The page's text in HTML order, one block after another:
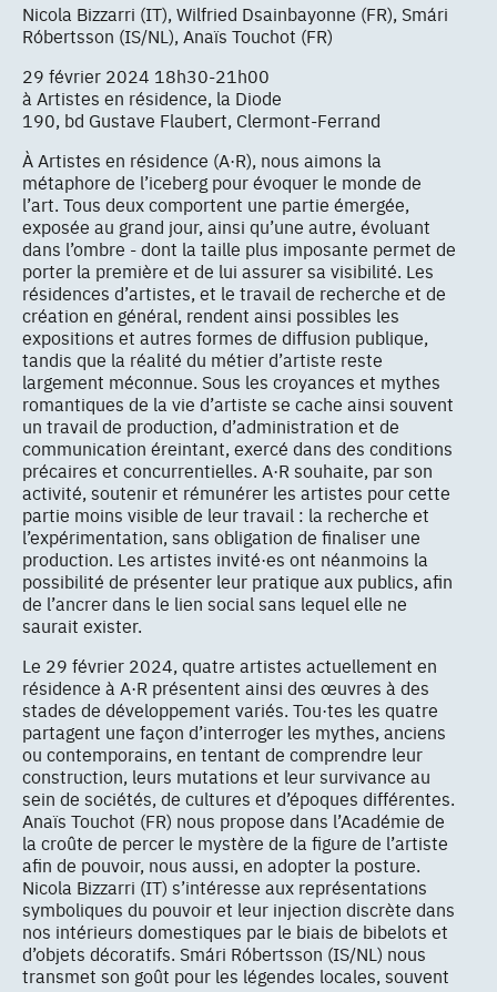
Nicola Bizzarri (IT), Wilfried Dsainbayonne (FR), Smári
Róbertsson (IS/NL), Anaïs Touchot (FR)
29 février 2024 18h30-21h00
à Artistes en résidence, la Diode
190, bd Gustave Flaubert, Clermont-Ferrand
À Artistes en résidence (A·R), nous aimons la
métaphore de l’iceberg pour évoquer le monde de
l’art. Tous deux comportent une partie émergée,
exposée au grand jour, ainsi qu’une autre, évoluant
dans l’ombre - dont la taille plus imposante permet de
porter la première et de lui assurer sa visibilité. Les
résidences d’artistes, et le travail de recherche et de
création en général, rendent ainsi possibles les
expositions et autres formes de diffusion publique,
tandis que la réalité du métier d’artiste reste
largement méconnue. Sous les croyances et mythes
romantiques de la vie d’artiste se cache ainsi souvent
un travail de production, d’administration et de
communication éreintant, exercé dans des conditions
précaires et concurrentielles. A·R souhaite, par son
activité, soutenir et rémunérer les artistes pour cette
partie moins visible de leur travail : la recherche et
l’expérimentation, sans obligation de finaliser une
production. Les artistes invité·es ont néanmoins la
possibilité de présenter leur pratique aux publics, afin
de l’ancrer dans le lien social sans lequel elle ne
saurait exister.
Le 29 février 2024, quatre artistes actuellement en
résidence à A·R présentent ainsi des œuvres à des
stades de développement variés. Tou·tes les quatre
partagent une façon d’interroger les mythes, anciens
ou contemporains, en tentant de comprendre leur
construction, leurs mutations et leur survivance au
sein de sociétés, de cultures et d’époques différentes.
Anaïs Touchot (FR) nous propose dans l’Académie de
la croûte de percer le mystère de la figure de l’artiste
afin de pouvoir, nous aussi, en adopter la posture.
Nicola Bizzarri (IT) s’intéresse aux représentations
symboliques du pouvoir et leur injection discrète dans
nos intérieurs domestiques par le biais de bibelots et
d’objets décoratifs. Smári Róbertsson (IS/NL) nous
transmet son goût pour les légendes locales, souvent